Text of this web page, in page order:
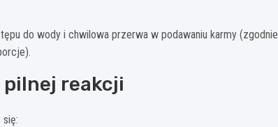
do wody i chwilowa przerwa w podawaniu karmy (zgodnie
pilnej reakcji